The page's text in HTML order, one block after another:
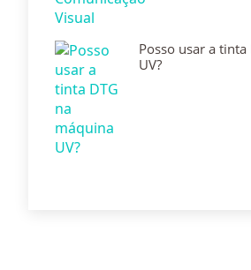
Posso usar a
UV?